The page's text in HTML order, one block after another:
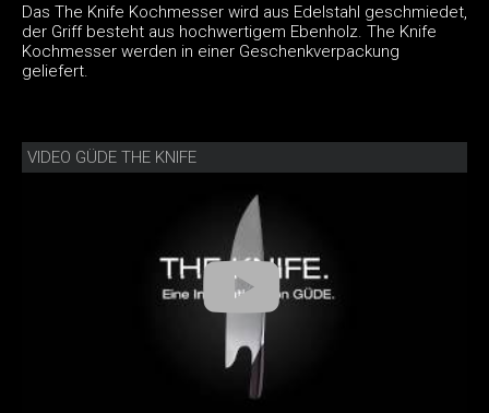
Das The Knife Kochmesser wird aus Edelstahl geschmiedet,
der Griff besteht aus hochwertigem Ebenholz. The Knife
Kochmesser werden in einer Geschenkverpackung
geliefert.
VIDEO GÜDE THE KNIFE